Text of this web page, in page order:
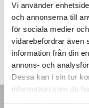
Vi använder
och annonserna till
för sociala medier
vidarebefordrar även
information från din
annons- och
Dessa kan i sin tur
information som du
resistanser med 4-
960.00kr–